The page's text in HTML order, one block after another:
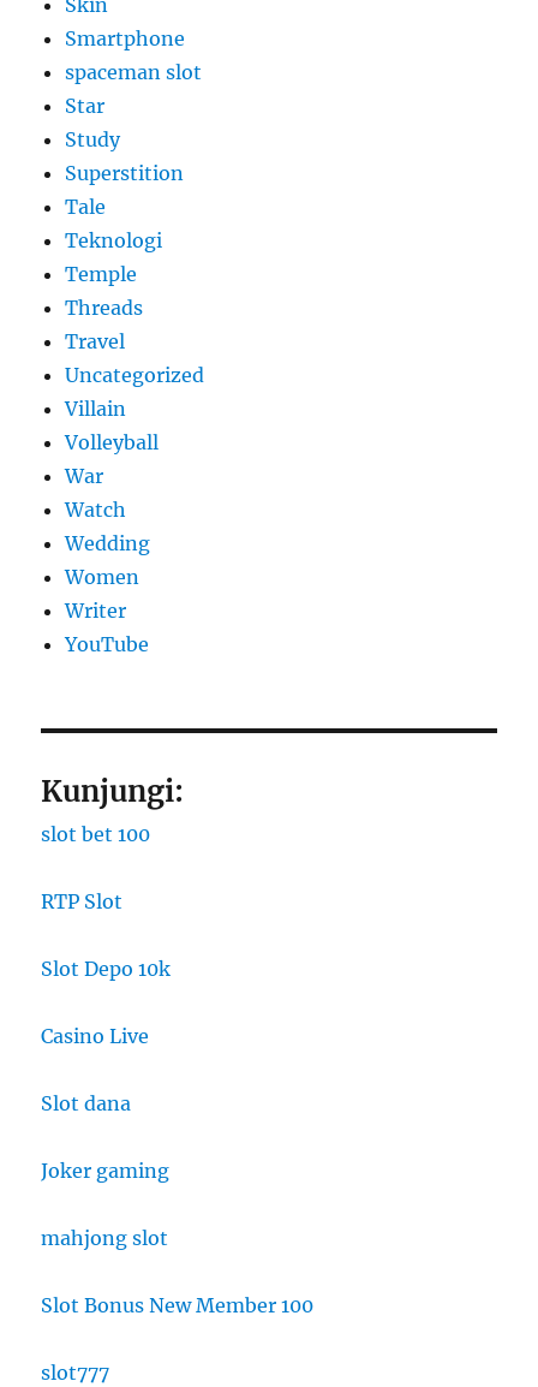
Skin
Smartphone
spaceman slot
Star
Study
Superstition
Tale
Teknologi
Temple
Threads
Travel
Uncategorized
Villain
Volleyball
War
Watch
Wedding
Women
Writer
YouTube
Kunjungi:
slot bet 100
RTP Slot
Slot Depo 10k
Casino Live
Slot dana
Joker gaming
mahjong slot
Slot Bonus New Member 100
slot777